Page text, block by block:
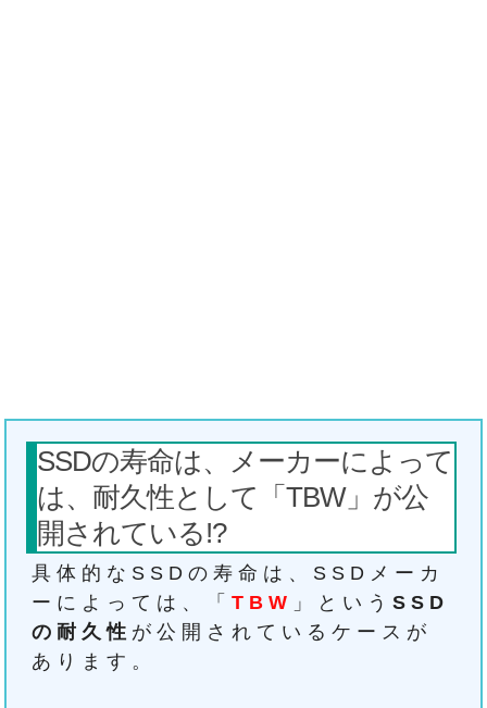
SSDの寿命は、メーカーによって
は、耐久性として「TBW」が公
開されている!?
具体的なSSDの寿命は、SSDメーカ
ーによっては、「TBW 」というSSD
の耐久性 が公開されているケースが
あります。